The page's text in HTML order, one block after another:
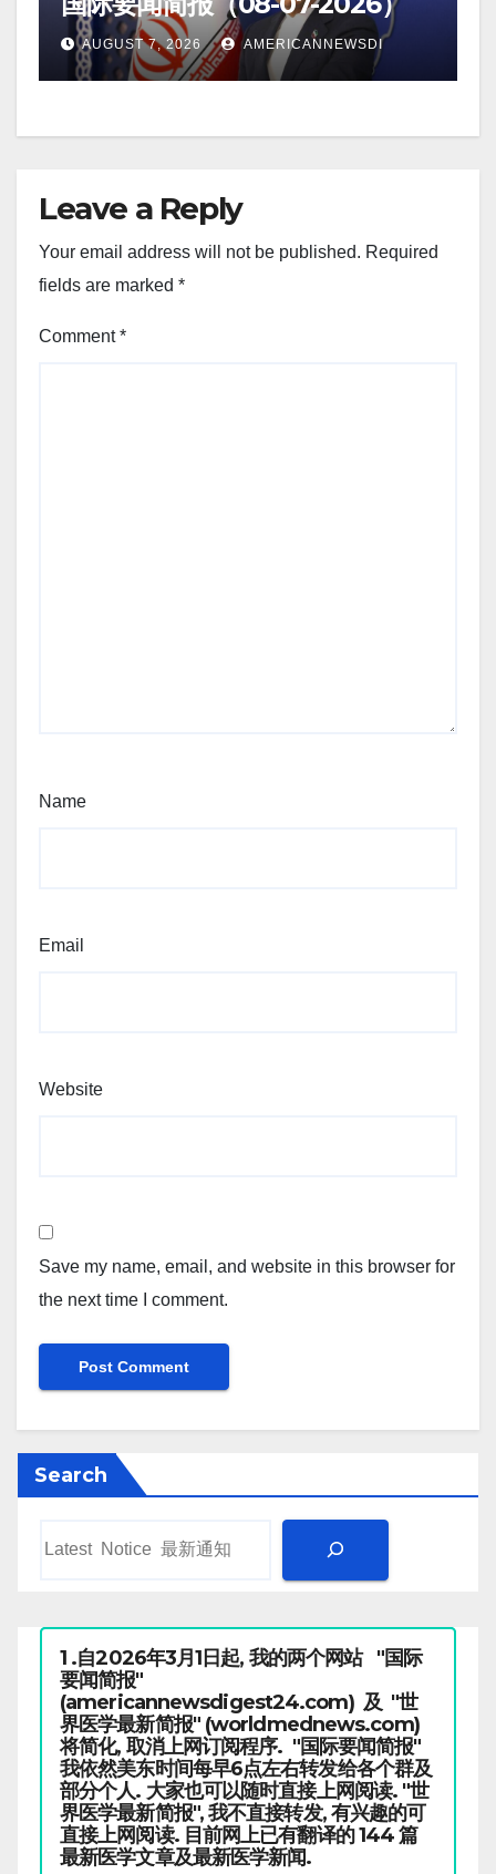
AUGUST 7, 2026 AMERICANNEWSDI
Leave a Reply
Your email address will not be published. Required
fields are marked *
Comment*
Name
Email
Website
Save my name, email, and website in this browser for
the next time I comment.
Search
1 .自2026年3月1日起, 我的两个网站 "国际
要闻简报"
(americannewsdigest24.com) 及 "世
界医学最新简报" (worldmednews.com)
将简化, 取消上网订阅程序. "国际要闻简报"
我依然美东时间每早6点左右转发给各个群及
部分个人. 大家也可以随时直接上网阅读. "世
界医学最新简报", 我不直接转发, 有兴趣的可
直接上网阅读. 目前网上已有翻译的 144 篇
最新医学文章及最新医学新闻.